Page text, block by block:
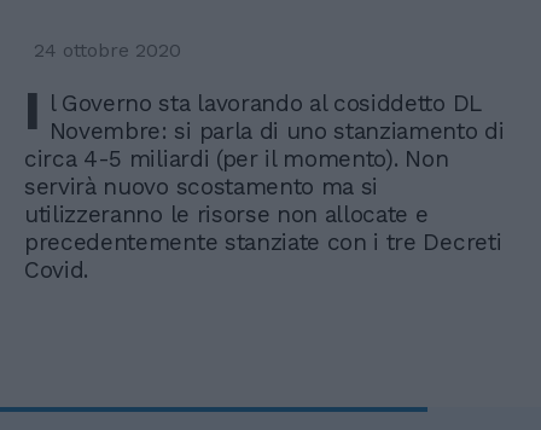
24 ottobre 2020
I l Governo sta lavorando al cosiddetto DL
Novembre: si parla di uno stanziamento di
circa 4-5 miliardi (per il momento). Non
servirà nuovo scostamento ma si
utilizzeranno le risorse non allocate e
precedentemente stanziate con i tre Decreti
Covid.